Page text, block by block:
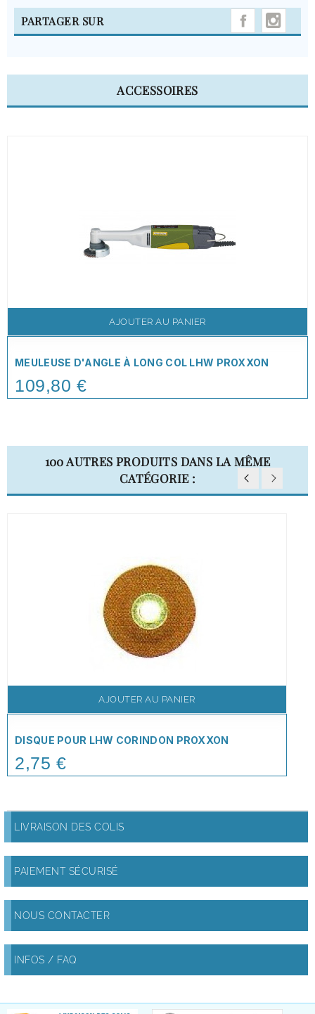
PARTAGER SUR
ACCESSOIRES
AJOUTER AU PANIER
MEULEUSE D'ANGLE À LONG COL LHW PROXXON
Price
109,80 €
100 AUTRES PRODUITS DANS LA MÊME
CATÉGORIE :
AJOUTER AU PANIER
DISQUE POUR LHW CORINDON PROXXON
Price
2,75 €
LIVRAISON DES COLIS
PAIEMENT SÉCURISÉ
NOUS CONTACTER
INFOS / FAQ